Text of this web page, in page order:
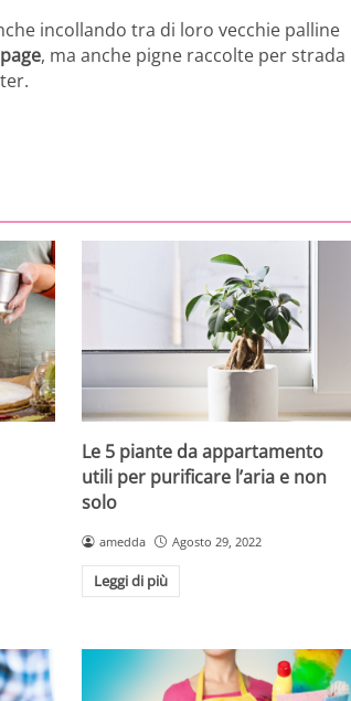
incollando tra di loro vecchie palline
, ma anche pigne raccolte per strada
Le 5 piante da appartamento
utili per purificare l’aria e non
solo
amedda Agosto 29, 2022
Leggi di più